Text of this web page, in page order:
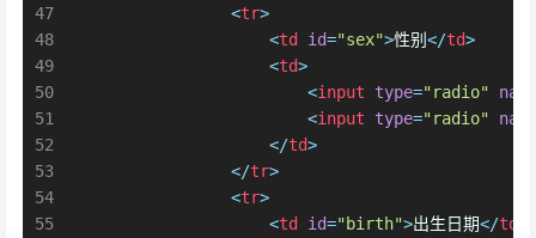
47
48
49
50
51
52
53
54
55
<tr>
<td id="sex">性别 </td>
<td>
<input type="radio"
name
<input type="radio"
name
</td>
</tr>
<tr>
<td id="birth">出生日期</td